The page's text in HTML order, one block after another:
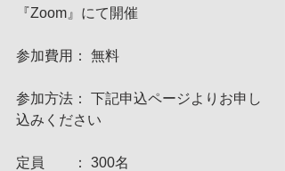
『Zoom』にて開催
参加費用： 無料
参加方法： 下記申込ページよりお申し
込みください
定員　　： 300名